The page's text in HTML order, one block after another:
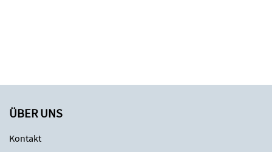
ca. 16.30 Ende des Seminars
ÜBER UNS
Kontakt